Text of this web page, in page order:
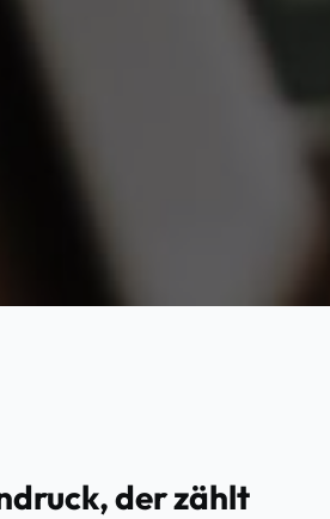
der zählt